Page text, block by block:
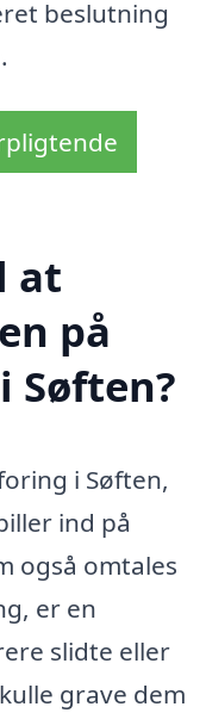
beslutning
at
på
Søften?
i Søften,
ind på
også omtales
er en
slidte eller
grave dem